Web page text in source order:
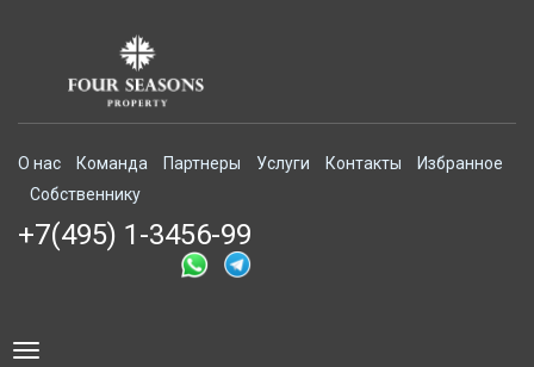
О нас Команда Партнеры Услуги Контакты
Избранное
Собственнику
+7(495) 1-3456-99
Toggle